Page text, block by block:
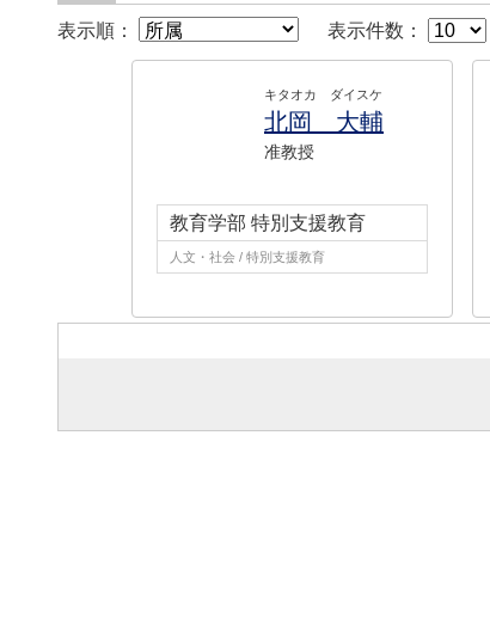
表示順： 表示件数：
キタオカ ダイスケ
北岡 大輔
准教授
教育学部 特別支援教育
人文・社会 / 特別支援教育